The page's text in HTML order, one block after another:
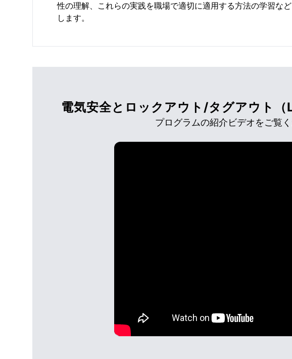
性の理解、これらの実践を職場で適切に適用する方法の学習な
します。
電気安全とロックアウト/タグアウト（
プログラムの紹介ビデオをご覧